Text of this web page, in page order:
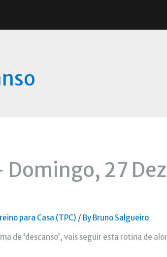
Domingo, 27
para Casa (TPC) / By Bruno Salgueiro
de ‘descanso’, vais seguir esta rotina de